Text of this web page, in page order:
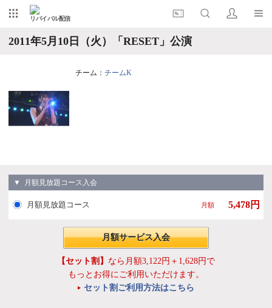
リバイバル配信
2011年5月10日（火）「RESET」公演
チーム： チームK
▼ 月額見放題コース入会
月額見放題コース 月額 5,478円
月額サービス入会
【セット割】 なら月額3,122円＋1,628円で
もっとお得にご利用いただけます。
セット割ご利用方法はこちら